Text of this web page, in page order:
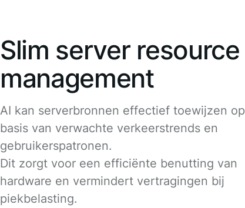
Slim server resource
management
AI kan serverbronnen effectief toewijzen op
basis van verwachte verkeerstrends en
gebruikerspatronen.
Dit zorgt voor een efficiënte benutting van
hardware en vermindert vertragingen bij
piekbelasting.